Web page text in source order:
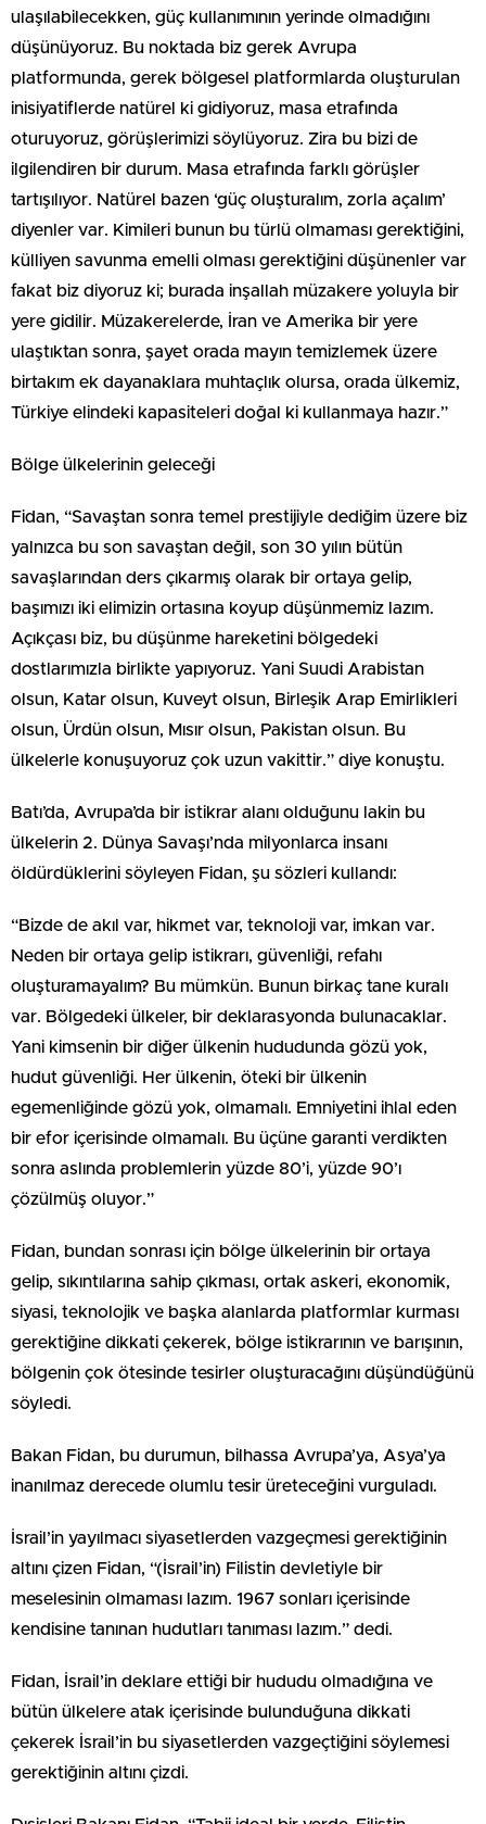
ulaşılabilecekken, güç kullanımının yerinde olmadığını
düşünüyoruz. Bu noktada biz gerek Avrupa
platformunda, gerek bölgesel platformlarda oluşturulan
inisiyatiflerde natürel ki gidiyoruz, masa etrafında
oturuyoruz, görüşlerimizi söylüyoruz. Zira bu bizi de
ilgilendiren bir durum. Masa etrafında farklı görüşler
tartışılıyor. Natürel bazen ‘güç oluşturalım, zorla açalım’
diyenler var. Kimileri bunun bu türlü olmaması gerektiğini,
külliyen savunma emelli olması gerektiğini düşünenler var
fakat biz diyoruz ki; burada inşallah müzakere yoluyla bir
yere gidilir. Müzakerelerde, İran ve Amerika bir yere
ulaştıktan sonra, şayet orada mayın temizlemek üzere
birtakım ek dayanaklara muhtaçlık olursa, orada ülkemiz,
Türkiye elindeki kapasiteleri doğal ki kullanmaya hazır.”
Bölge ülkelerinin geleceği
Fidan, “Savaştan sonra temel prestijiyle dediğim üzere biz
yalnızca bu son savaştan değil, son 30 yılın bütün
savaşlarından ders çıkarmış olarak bir ortaya gelip,
başımızı iki elimizin ortasına koyup düşünmemiz lazım.
Açıkçası biz, bu düşünme hareketini bölgedeki
dostlarımızla birlikte yapıyoruz. Yani Suudi Arabistan
olsun, Katar olsun, Kuveyt olsun, Birleşik Arap Emirlikleri
olsun, Ürdün olsun, Mısır olsun, Pakistan olsun. Bu
ülkelerle konuşuyoruz çok uzun vakittir.” diye konuştu.
Batı’da, Avrupa’da bir istikrar alanı olduğunu lakin bu
ülkelerin 2. Dünya Savaşı’nda milyonlarca insanı
öldürdüklerini söyleyen Fidan, şu sözleri kullandı:
“Bizde de akıl var, hikmet var, teknoloji var, imkan var.
Neden bir ortaya gelip istikrarı, güvenliği, refahı
oluşturamayalım? Bu mümkün. Bunun birkaç tane kuralı
var. Bölgedeki ülkeler, bir deklarasyonda bulunacaklar.
Yani kimsenin bir diğer ülkenin hududunda gözü yok,
hudut güvenliği. Her ülkenin, öteki bir ülkenin
egemenliğinde gözü yok, olmamalı. Emniyetini ihlal eden
bir efor içerisinde olmamalı. Bu üçüne garanti verdikten
sonra aslında problemlerin yüzde 80’i, yüzde 90’ı
çözülmüş oluyor.”
Fidan, bundan sonrası için bölge ülkelerinin bir ortaya
gelip, sıkıntılarına sahip çıkması, ortak askeri, ekonomik,
siyasi, teknolojik ve başka alanlarda platformlar kurması
gerektiğine dikkati çekerek, bölge istikrarının ve barışının,
bölgenin çok ötesinde tesirler oluşturacağını düşündüğünü
söyledi.
Bakan Fidan, bu durumun, bilhassa Avrupa’ya, Asya’ya
inanılmaz derecede olumlu tesir üreteceğini vurguladı.
İsrail’in yayılmacı siyasetlerden vazgeçmesi gerektiğinin
altını çizen Fidan, “(İsrail’in) Filistin devletiyle bir
meselesinin olmaması lazım. 1967 sonları içerisinde
kendisine tanınan hudutları tanıması lazım.” dedi.
Fidan, İsrail’in deklare ettiği bir hududu olmadığına ve
bütün ülkelere atak içerisinde bulunduğuna dikkati
çekerek İsrail’in bu siyasetlerden vazgeçtiğini söylemesi
gerektiğinin altını çizdi.